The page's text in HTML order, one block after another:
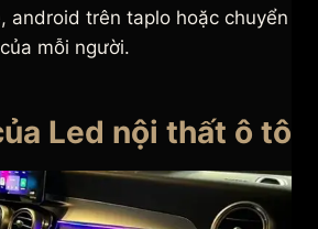
android trên taplo hoặc chuyển
mỗi người.
Led nội thất ô tô